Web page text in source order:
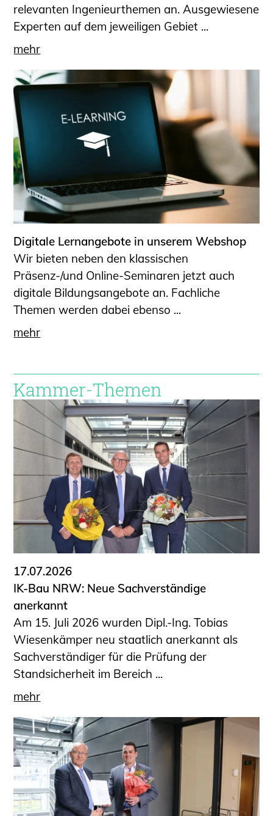
relevanten Ingenieurthemen an. Ausgewiesene
Experten auf dem jeweiligen Gebiet ...
mehr
Digitale Lernangebote in unserem Webshop
Wir bieten neben den klassischen
Präsenz-/und Online-Seminaren jetzt auch
digitale Bildungsangebote an. Fachliche
Themen werden dabei ebenso ...
mehr
Kammer-Themen
17.07.2026
IK-Bau NRW: Neue Sachverständige
anerkannt
Am 15. Juli 2026 wurden Dipl.-Ing. Tobias
Wiesenkämper neu staatlich anerkannt als
Sachverständiger für die Prüfung der
Standsicherheit im Bereich ...
mehr